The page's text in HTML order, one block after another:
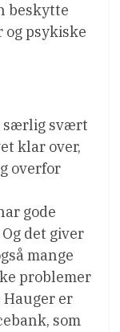
beskytte
og psykiske
særlig svært
klar over,
overfor
gode
det giver
mange
problemer
Hauger er
som